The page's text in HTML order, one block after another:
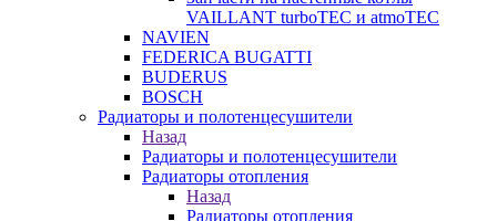
VAILLANT turboTEC и atmoTEC
NAVIEN
FEDERICA BUGATTI
BUDERUS
BOSCH
Радиаторы и полотенцесушители
Назад
Радиаторы и полотенцесушители
Радиаторы отопления
Назад
Радиаторы отопления